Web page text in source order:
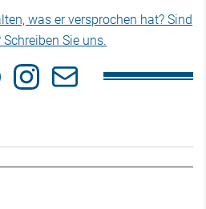
was er versprochen hat? Sind
Sie uns.